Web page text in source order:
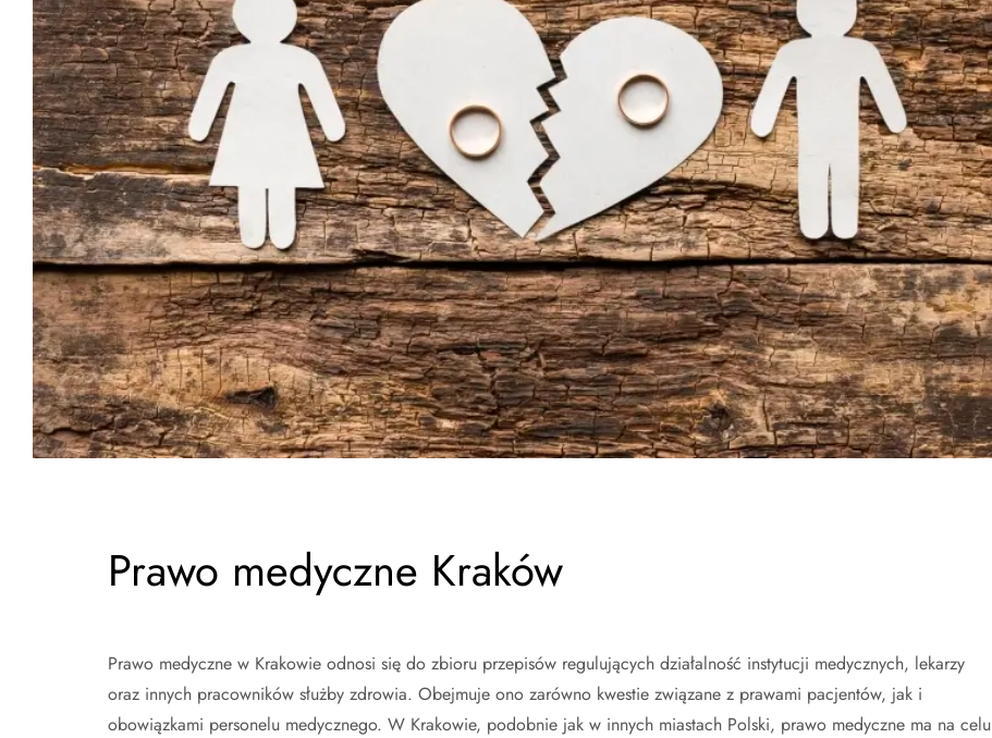
Prawo medyczne Kraków
Prawo medyczne w Krakowie odnosi się do zbioru przepisów regulujących działalność instytucji medycznych, lekarzy
oraz innych pracowników służby zdrowia. Obejmuje ono zarówno kwestie związane z prawami pacjentów, jak i
obowiązkami personelu medycznego. W Krakowie, podobnie jak w innych miastach Polski, prawo medyczne ma na celu